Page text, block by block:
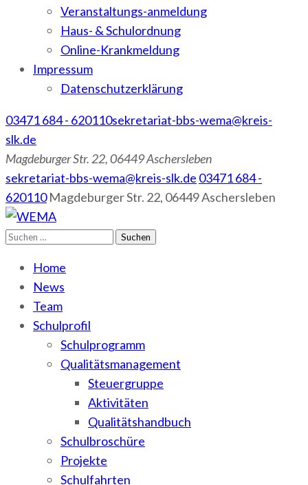
Veranstaltungs-anmeldung
Haus- & Schulordnung
Online-Krankmeldung
Impressum
Datenschutzerklärung
03471 684 - 620110sekretariat-bbs-wema@kreis-
slk.de
Magdeburger Str. 22, 06449 Aschersleben
sekretariat-bbs-wema@kreis-slk.de 03471 684 -
620110 Magdeburger Str. 22, 06449 Aschersleben
WEMA
BbS I des Salzlandkreises
Suchen
Home
News
Team
Schulprofil
Schulprogramm
Qualitätsmanagement
Steuergruppe
Aktivitäten
Qualitätshandbuch
Schulbroschüre
Projekte
Schulfahrten